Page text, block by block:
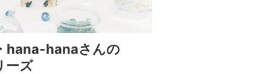
hana-hanaさんの
ーズ